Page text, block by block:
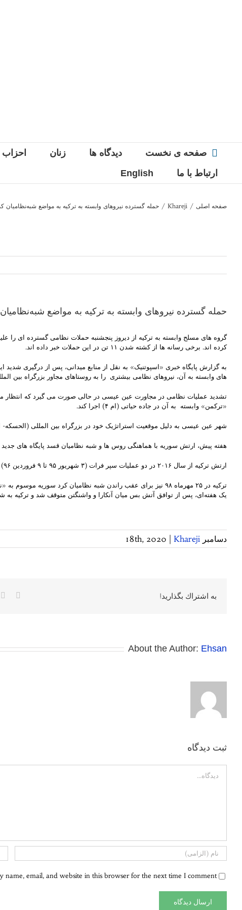
صفحه ی نخست دیدگاه ها زنان
ارتباط با ما
English
صفحه اصلی /
Khareji
/ حمله گسترده نیروهای وابسته به ترکیه به مواضع شبه‌نظامیان
حمله گسترده نیروهای وابسته به ترکیه به مواضع
گروه های مسلح وابسته به ترکیه از دیروز پنجشنبه حملات نظامی گسترده ای
کرده اند. برخی رسانه ها از کشته شدن ۱۱ تن در این حملات خبر داده اند.
به گزارش پایگاه خبری «اسپوتنیک» به نقل از منابع میدانی، پس از درگیری شدید
های وابسته به آن، نیروهای نظامی بیشتری را به روستاهای مجاور بزرگراه بین المللی حلب- الرقه-
تشدید عملیات نظامی در مجاورت عین عیسی در حالی صورت می گیرد که انتظار
«ترکمن» وابسته به آن در جاده حیاتی (ام ۴) اجرا کند.
شهر عین عیسی به دلیل موقعیت استراتژیک خود در بزرگراه بین المللی
هفته پیش، ارتش سوریه با هماهنگی روس ها و شبه نظامیان قسد پایگاه های
ارتش ترکیه از سال ٢٠١۶ در دو عملیات سپر فرات (۳ شهریور ۹۵ تا ۹ فروردین ۹۶) و عملیات شاخه زیتون (۳۰ دیماه ۹۶ تا ۴ فروردین ۹۷)، چهار هزار کیلومتر از خاک سوریه از جمله عفرین و شهرهای الباب، اعزاز و جرابلس را تصرف کرد.
ترکیه در ۲۵ مهرماه ۹۸ نیز برای عقب راندن شبه نظامیان کرد
یک هفته‌ای، پس از توافق آتش بس میان آنکارا و واشنگتن متوقف شد و ترکیه به شبه نظامیان کُرد سوریه ۵ روز مهلت داد که تا عمق ۳۲
دسامبر 18th, 2020 Khareji
به اشتراك بگذاريد!
About the Author: Ehsan
ثبت ديدگاه
name, email, and website in this browser for the next time I comment.